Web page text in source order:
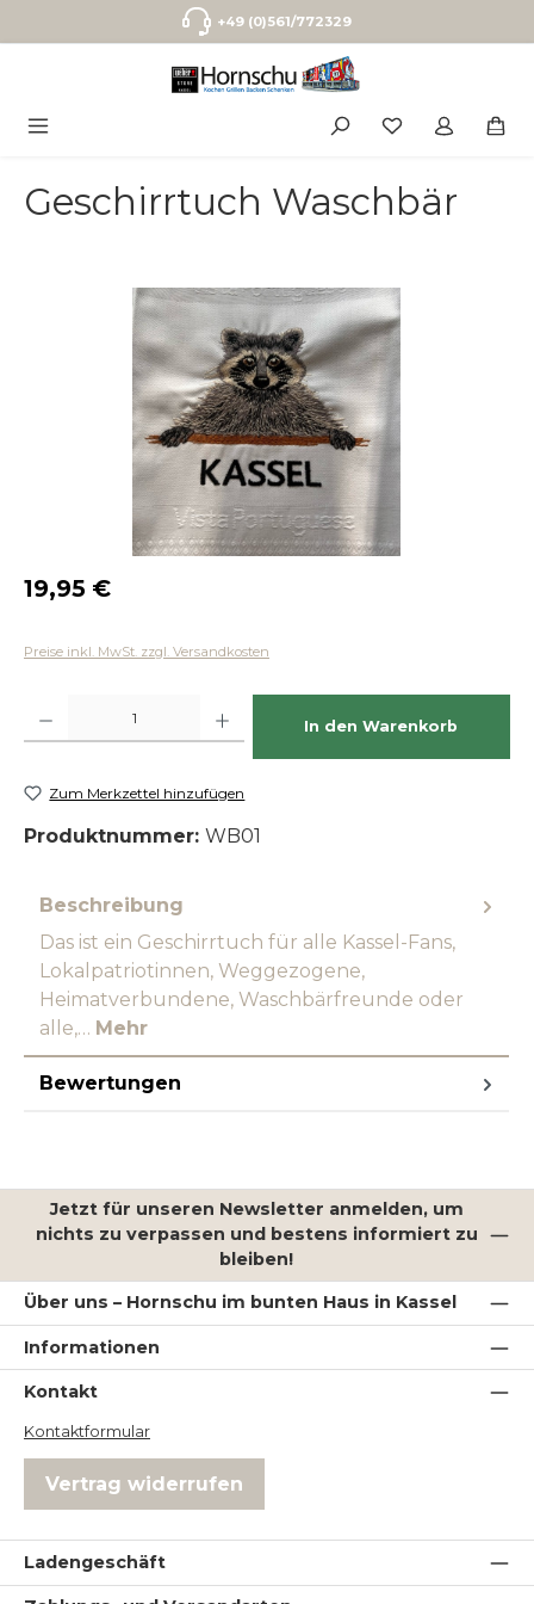
Zum Hauptinhalt springen+49 (0)561/772329
Geschirrtuch Waschbär
Bildergalerie überspringen
Regulärer Preis:
19,95 €
Preise inkl. MwSt. zzgl. Versandkosten
In den Warenkorb
Zum Merkzettel hinzufügen
Produktnummer: WB01
Beschreibung
Das ist ein Geschirrtuch für alle Kassel-Fans,
Lokalpatriotinnen, Weggezogene,
Heimatverbundene, Waschbärfreunde oder
alle,… Mehr
Bewertungen
Jetzt für unseren Newsletter anmelden, um
nichts zu verpassen und bestens informiert zu
bleiben!
Über uns – Hornschu im bunten Haus in Kassel
Informationen
Kontakt
Kontaktformular
Vertrag widerrufen
Ladengeschäft